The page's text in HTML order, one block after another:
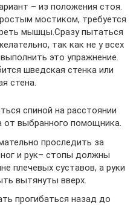
– из положения стоя.
мостиком, требуется
мышцы.Сразу пытаться
так как не у всех
это упражнение.
шведская стенка или
стена.
спиной на расстоянии
от выбранного помощника.
проследить за
и рук– стопы должны
плечевых суставов, а руки
вытянуты вверх.
прогибаться назад до